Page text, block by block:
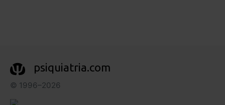
psiquiatria.com
© 1996–2026